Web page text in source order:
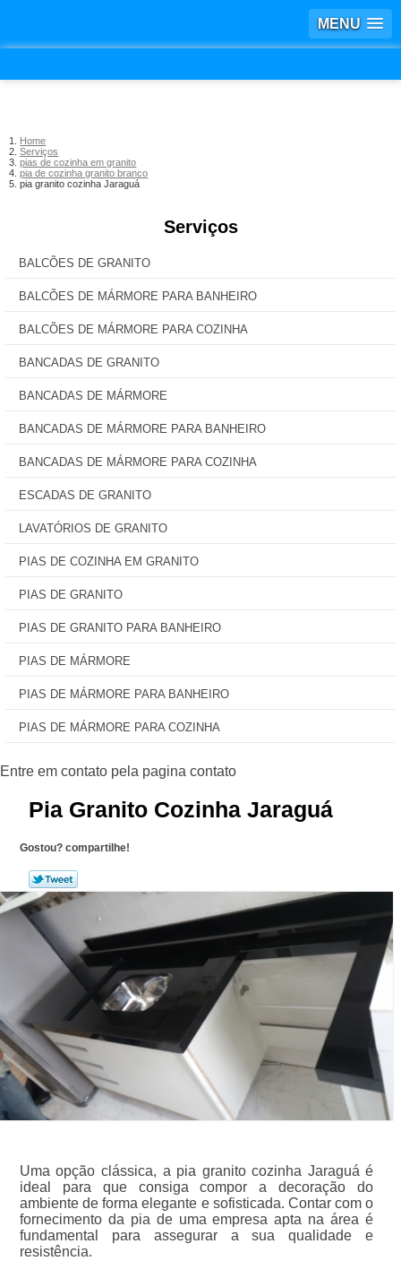
MENU
Home
Serviços
pias de cozinha em granito
pia de cozinha granito branco
pia granito cozinha Jaraguá
Serviços
BALCÕES DE GRANITO
BALCÕES DE MÁRMORE PARA BANHEIRO
BALCÕES DE MÁRMORE PARA COZINHA
BANCADAS DE GRANITO
BANCADAS DE MÁRMORE
BANCADAS DE MÁRMORE PARA BANHEIRO
BANCADAS DE MÁRMORE PARA COZINHA
ESCADAS DE GRANITO
LAVATÓRIOS DE GRANITO
PIAS DE COZINHA EM GRANITO
PIAS DE GRANITO
PIAS DE GRANITO PARA BANHEIRO
PIAS DE MÁRMORE
PIAS DE MÁRMORE PARA BANHEIRO
PIAS DE MÁRMORE PARA COZINHA
Pia Granito Cozinha Jaraguá
Gostou? compartilhe!
Uma opção clássica, a pia granito cozinha Jaraguá é
ideal para que consiga compor a decoração do
ambiente de forma elegante e sofisticada. Contar com o
fornecimento da pia de uma empresa apta na área é
fundamental para assegurar a sua qualidade e
resistência.